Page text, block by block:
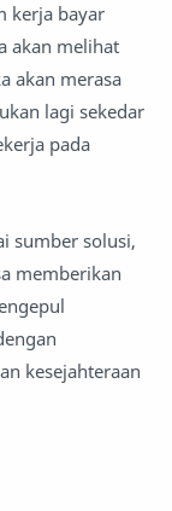
kerja bayar
akan melihat
akan merasa
lagi sekedar
pada
sumber solusi,
memberikan
kesejahteraan